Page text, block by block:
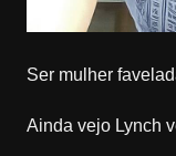
Ser mulher
Ainda vejo Lynch